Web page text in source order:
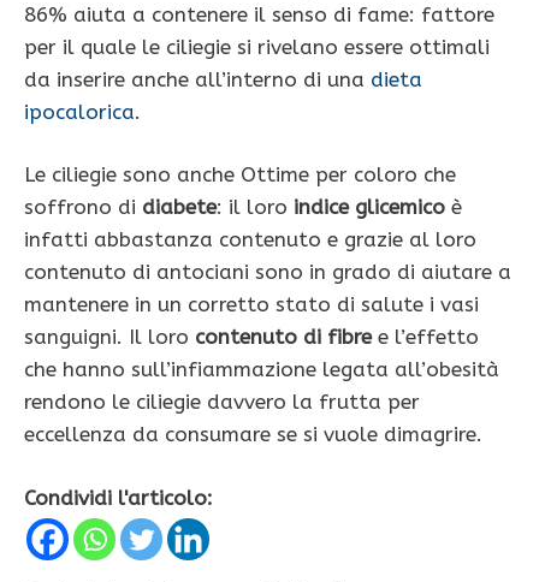
86% aiuta a contenere il senso di fame: fattore
per il quale le ciliegie si rivelano essere ottimali
da inserire anche all’interno di una dieta
ipocalorica.
Le ciliegie sono anche Ottime per coloro che
soffrono di diabete: il loro indice glicemico è
infatti abbastanza contenuto e grazie al loro
contenuto di antociani sono in grado di aiutare a
mantenere in un corretto stato di salute i vasi
sanguigni. Il loro contenuto di fibree l’effetto
che hanno sull’infiammazione legata all’obesità
rendono le ciliegie davvero la frutta per
eccellenza da consumare se si vuole dimagrire.
Condividi l'articolo: